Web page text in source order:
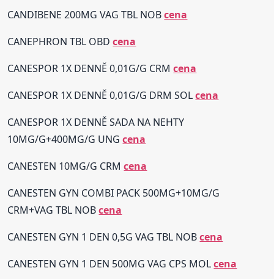
CANDIBENE 200MG VAG TBL NOBcena
CANEPHRON TBL OBDcena
CANESPOR 1X DENNĚ 0,01G/G CRMcena
CANESPOR 1X DENNĚ 0,01G/G DRM SOLcena
CANESPOR 1X DENNĚ SADA NA NEHTY
10MG/G+400MG/G UNGcena
CANESTEN 10MG/G CRMcena
CANESTEN GYN COMBI PACK 500MG+10MG/G
CRM+VAG TBL NOBcena
CANESTEN GYN 1 DEN 0,5G VAG TBL NOBcena
CANESTEN GYN 1 DEN 500MG VAG CPS MOLcena